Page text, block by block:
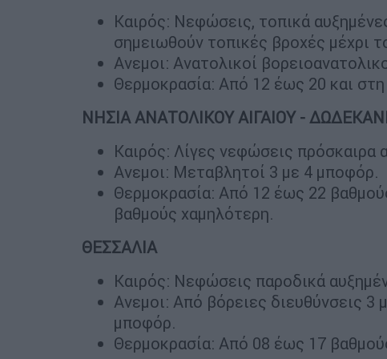
Καιρός: Νεφώσεις, τοπικά
σημειωθούν τοπικές βροχές μέχρι
Ανεμοι: Ανατολικοί
Θερμοκρασία: Από 12 έως 20 και
ΝΗΣΙΑ ΑΝΑΤΟΛΙΚΟΥ ΑΙΓΑΙΟΥ -
Καιρός: Λίγες νεφώσεις πρόσκαιρα
Ανεμοι: Μεταβλητοί 3 με 4 μποφόρ.
Θερμοκρασία: Από 12 έως 22
βαθμούς χαμηλότερη.
ΘΕΣΣΑΛΙΑ
Καιρός: Νεφώσεις παροδικά
Ανεμοι: Από βόρειες διευθύνσεις 3
μποφόρ.
Θερμοκρασία: Από 08 έως 17